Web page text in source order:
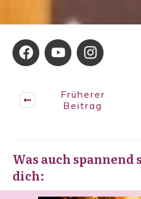
Früherer
Beitrag
Was auch
dich: